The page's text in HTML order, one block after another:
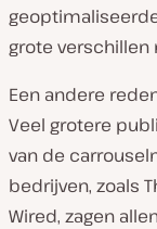
grote verschillen
Een andere
Veel grotere
van de
bedrijven, zoals
Wired, zagen